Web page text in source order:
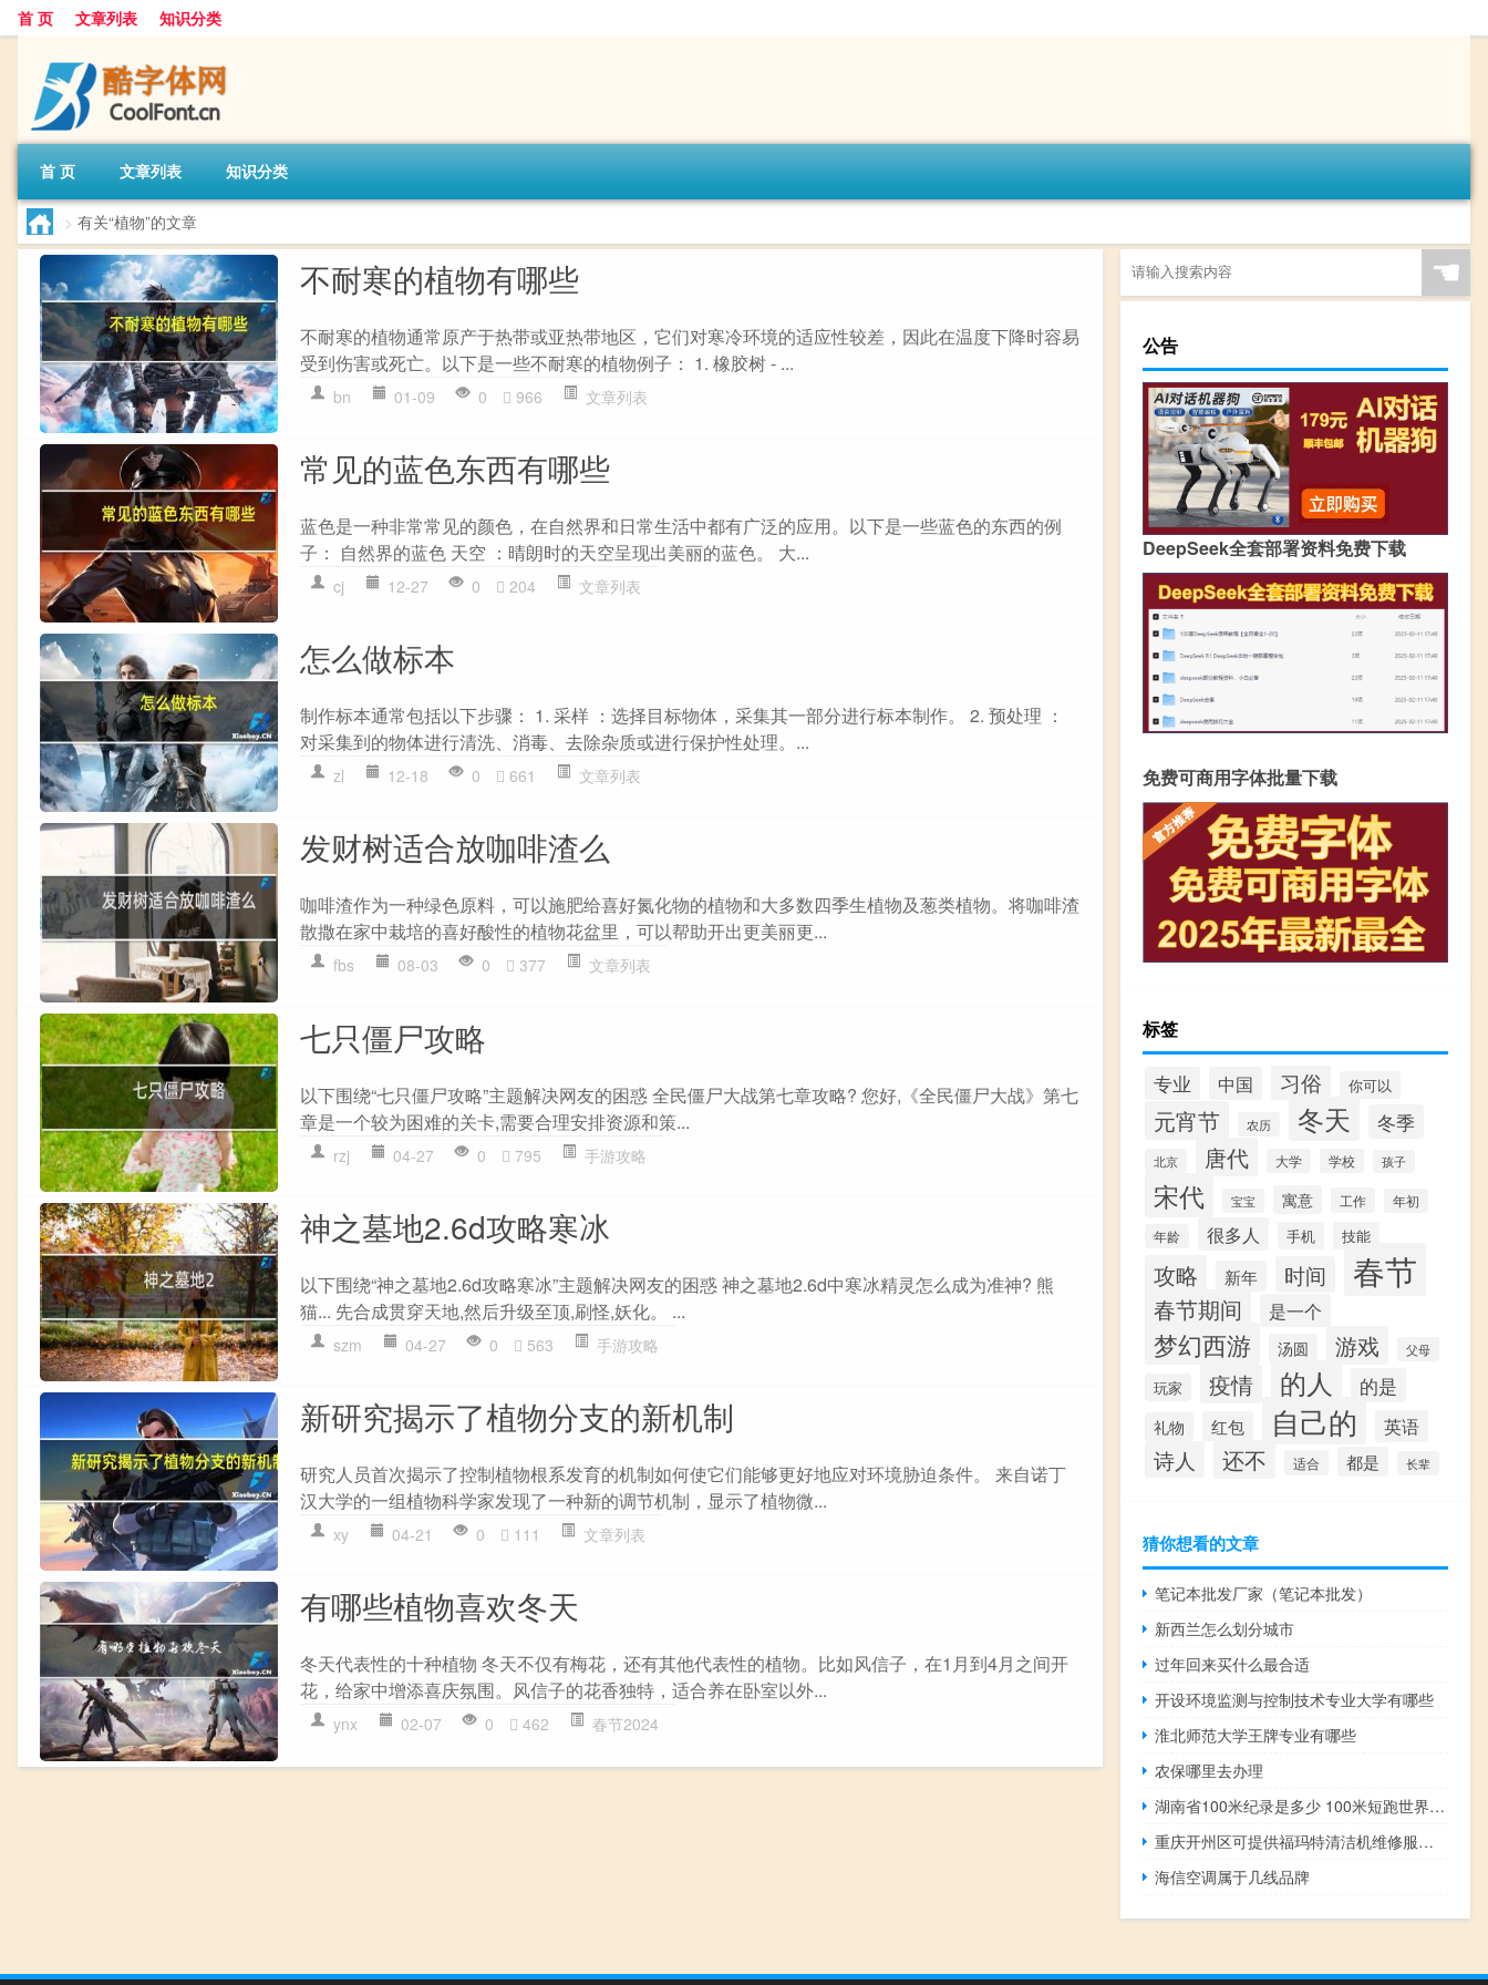
首 页 文章列表 知识分类
首 页 文章列表 知识分类
> 有关“植物”的文章
不耐寒的植物有哪些
不耐寒的植物通常原产于热带或亚热带地区，它们对寒冷环境的适应性较差，因此在温度下降时容易
受到伤害或死亡。以下是一些不耐寒的植物例子： 1. 橡胶树 - ...
bn 01-09 0 966 文章列表
常见的蓝色东西有哪些
蓝色是一种非常常见的颜色，在自然界和日常生活中都有广泛的应用。以下是一些蓝色的东西的例
子： 自然界的蓝色 天空 ：晴朗时的天空呈现出美丽的蓝色。 大...
cj 12-27 0 204 文章列表
怎么做标本
制作标本通常包括以下步骤： 1. 采样 ：选择目标物体，采集其一部分进行标本制作。 2. 预处理 ：
对采集到的物体进行清洗、消毒、去除杂质或进行保护性处理。...
zl 12-18 0 661 文章列表
发财树适合放咖啡渣么
咖啡渣作为一种绿色原料，可以施肥给喜好氮化物的植物和大多数四季生植物及葱类植物。将咖啡渣
散撒在家中栽培的喜好酸性的植物花盆里，可以帮助开出更美丽更...
fbs 08-03 0 377 文章列表
七只僵尸攻略
以下围绕“七只僵尸攻略”主题解决网友的困惑 全民僵尸大战第七章攻略? 您好,《全民僵尸大战》第七
章是一个较为困难的关卡,需要合理安排资源和策...
rzj 04-27 0 795 手游攻略
神之墓地2.6d攻略寒冰
以下围绕“神之墓地2.6d攻略寒冰”主题解决网友的困惑 神之墓地2.6d中寒冰精灵怎么成为准神? 熊
猫... 先合成贯穿天地,然后升级至顶,刷怪,妖化。 ...
szm 04-27 0 563 手游攻略
新研究揭示了植物分支的新机制
研究人员首次揭示了控制植物根系发育的机制如何使它们能够更好地应对环境胁迫条件。 来自诺丁
汉大学的一组植物科学家发现了一种新的调节机制，显示了植物微...
xy 04-21 0 111 文章列表
有哪些植物喜欢冬天
冬天代表性的十种植物 冬天不仅有梅花，还有其他代表性的植物。比如风信子，在1月到4月之间开
花，给家中增添喜庆氛围。风信子的花香独特，适合养在卧室以外...
ynx 02-07 0 462 春节2024
☚
公告
DeepSeek全套部署资料免费下载
免费可商用字体批量下载
标签
专业 中国 习俗 你可以
元宵节 农历 冬天 冬季
北京 唐代 大学 学校 孩子
宋代 宝宝 寓意 工作
年初
年龄
很多人 手机 技能
攻略 新年 时间 春节
春节期间 是一个
梦幻西游 汤圆 游戏 父母
玩家 疫情 的人 的是
礼物 红包 自己的 英语
诗人 还不 适合 都是 长辈
猜你想看的文章
笔记本批发厂家（笔记本批发）
新西兰怎么划分城市
过年回来买什么最合适
开设环境监测与控制技术专业大学有哪些
淮北师范大学王牌专业有哪些
农保哪里去办理
湖南省100米纪录是多少 100米短跑世界纪录
重庆开州区可提供福玛特清洁机维修服务地址在哪
海信空调属于几线品牌